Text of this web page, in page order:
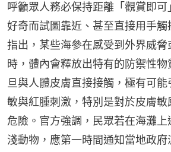
呼籲眾人務必保持距離「觀賞即
好奇而試圖靠近、甚至直接用手
指出，某些海參在感受到外界威
時，體內會釋放出特有的防禦性
旦與人體皮膚直接接觸，極有可
敏與紅腫刺激，特別是對於皮膚
危險。官方強調，民眾若在海灘上
淺動物，應第一時間通知當地政